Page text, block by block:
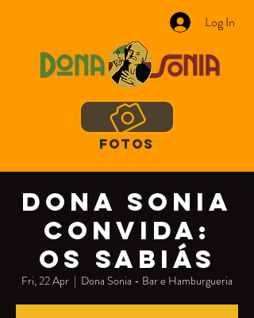
Log In
FOTOS
Dona Sonia
convida:
Os Sabiás
Fri, 22 Apr
  |
Dona Sonia - Bar e Hamburgueria